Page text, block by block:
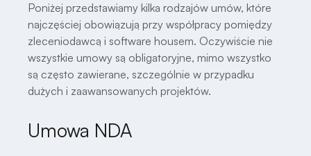
Poniżej przedstawiamy kilka rodzajów umów, które
najczęściej obowiązują przy współpracy pomiędzy
zleceniodawcą i software housem. Oczywiście nie
wszystkie umowy są obligatoryjne, mimo wszystko
są często zawierane, szczególnie w przypadku
dużych i zaawansowanych projektów.
Umowa NDA